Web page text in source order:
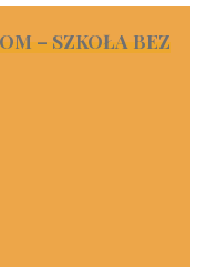
– SZKOŁA BEZ